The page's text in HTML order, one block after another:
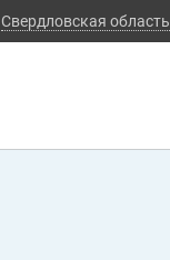
Свердловская область